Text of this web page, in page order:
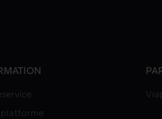
platforme